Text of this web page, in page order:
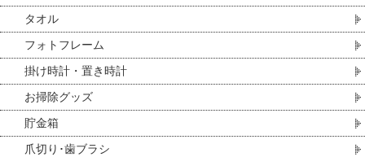
タオル
フォトフレーム
掛け時計・置き時計
お掃除グッズ
貯金箱
爪切り･歯ブラシ